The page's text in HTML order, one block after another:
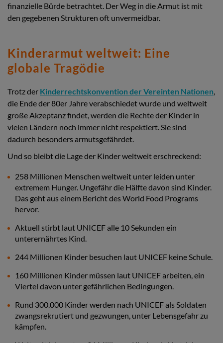
finanzielle Bürde betrachtet. Der Weg in die Armut ist mit
den gegebenen Strukturen oft unvermeidbar.
Kinderarmut weltweit: Eine
globale Tragödie
Trotz der Kinderrechtskonvention der Vereinten Nationen,
die Ende der 80er Jahre verabschiedet wurde und weltweit
große Akzeptanz findet, werden die Rechte der Kinder in
vielen Ländern noch immer nicht respektiert. Sie sind
dadurch besonders armutsgefährdet.
Und so bleibt die Lage der Kinder weltweit erschreckend:
258 Millionen Menschen weltweit unter leiden unter
extremem Hunger. Ungefähr die Hälfte davon sind Kinder.
Das geht aus einem Bericht des World Food Programs
hervor.
Aktuell stirbt laut UNICEF alle 10 Sekunden ein
unterernährtes Kind.
244 Millionen Kinder besuchen laut UNICEF keine Schule.
160 Millionen Kinder müssen laut UNICEF arbeiten, ein
Viertel davon unter gefährlichen Bedingungen.
Rund 300.000 Kinder werden nach UNICEF als Soldaten
zwangsrekrutiert und gezwungen, unter Lebensgefahr zu
kämpfen.